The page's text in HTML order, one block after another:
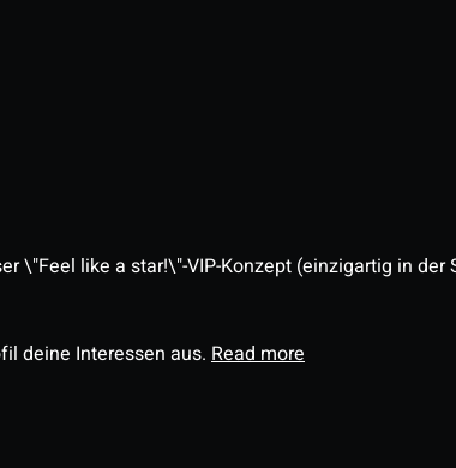
\"Feel like a star!\"-VIP-Konzept (einzigartig in der
deine Interessen aus. Read more